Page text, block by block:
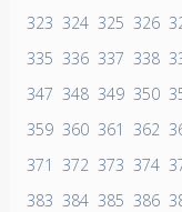
323 324 325 326
335 336 337 338
347 348 349 350
359 360 361 362
371
372 373 374
383 384 385 386